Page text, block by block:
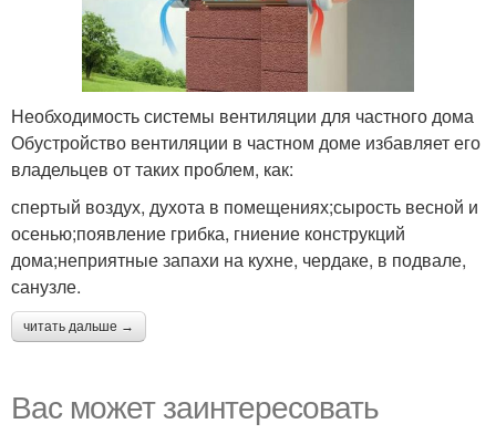
Необходимость системы вентиляции для частного дома
Обустройство вентиляции в частном доме избавляет его
владельцев от таких проблем, как:
спертый воздух, духота в помещениях;сырость весной и
осенью;появление грибка, гниение конструкций
дома;неприятные запахи на кухне, чердаке, в подвале,
санузле.
читать дальше →
Вас может заинтересовать